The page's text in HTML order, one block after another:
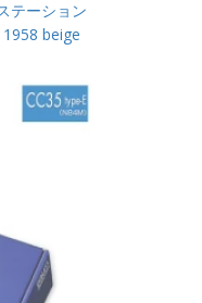
テーション
beige